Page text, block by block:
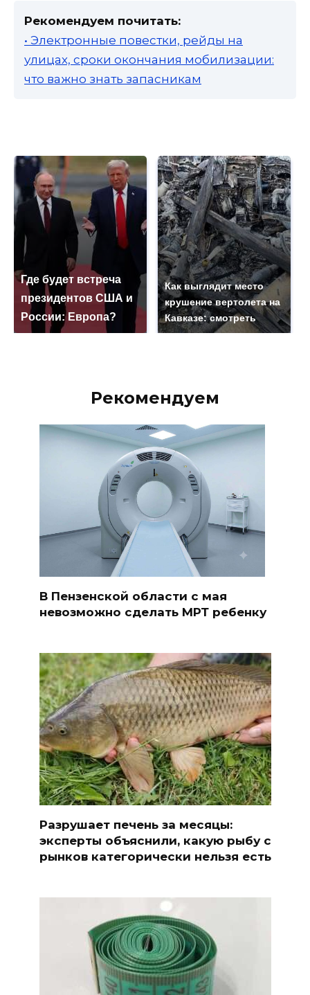
Рекомендуем почитать:
• Электронные повестки, рейды на
улицах, сроки окончания мобилизации:
что важно знать запасникам
Где будет встреча
президентов США и
России: Европа?
Как выглядит место
крушение вертолета на
Кавказе: смотреть
Рекомендуем
В Пензенской области с мая
невозможно сделать МРТ ребенку
Разрушает печень за месяцы:
эксперты объяснили, какую рыбу с
рынков категорически нельзя есть